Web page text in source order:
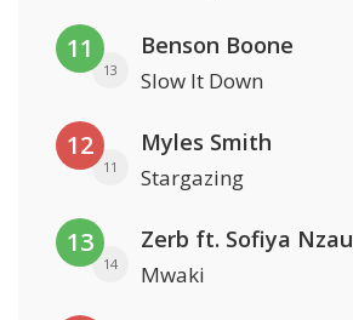
11
13
Benson Boone
Slow It Down
12
11
Myles Smith
Stargazing
13
14
Zerb ft. Sofiya Nzau
Mwaki